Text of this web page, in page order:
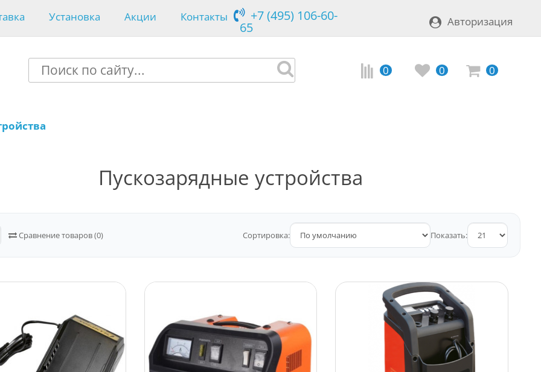
Установка Акции Контакты +7 (495) 106-60-
65 Авторизация
0 0 0
Пускозарядные устройства
Сравнение товаров (0) Сортировка: Показать: